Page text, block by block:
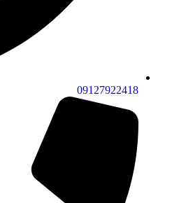
09127922418